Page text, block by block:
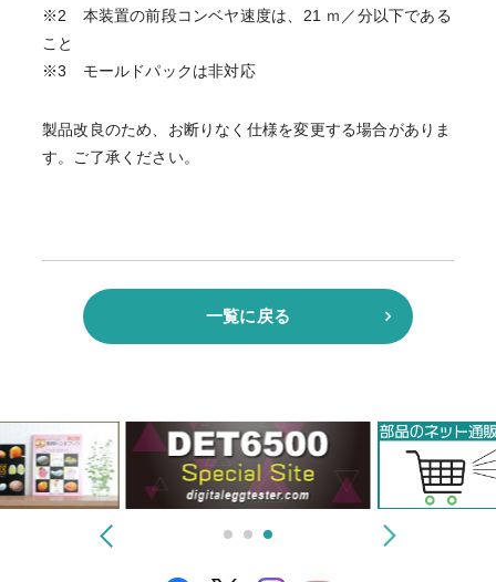
※2 本装置の前段コンベヤ速度は、21 ｍ／分以下である
こと
※3 モールドパックは非対応
製品改良のため、お断りなく仕様を変更する場合がありま
す。ご了承ください。
一覧に戻る